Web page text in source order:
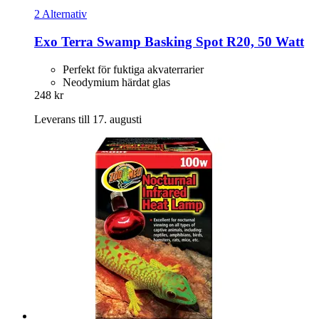
2 Alternativ
Exo Terra Swamp Basking Spot R20, 50 Watt
Perfekt för fuktiga akvaterrarier
Neodymium härdat glas
248 kr
Leverans till 17. augusti